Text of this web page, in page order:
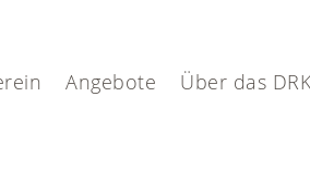
Angebote Über das DRK